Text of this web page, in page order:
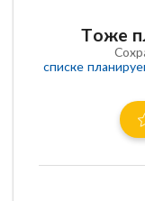
Тоже
списке